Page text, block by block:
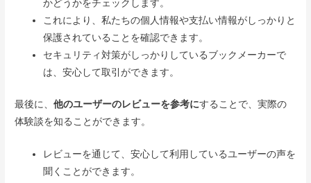
かどうかをチェックします。
これにより、私たちの個人情報や支払い情報がしっかりと
保護されていることを確認できます。
セキュリティ対策がしっかりしているブックメーカーで
は、安心して取引ができます。
最後に、他のユーザーのレビューを参考にすることで、実際の
体験談を知ることができます。
レビューを通じて、安心して利用しているユーザーの声を
聞くことができます。